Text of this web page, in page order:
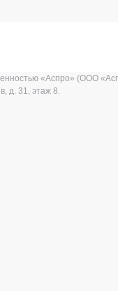
«Аспро» (ООО
д. 31, этаж 8.